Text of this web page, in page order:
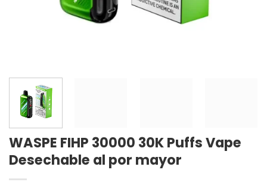
WASPE FIHP 30000 30K Puffs Vape
Desechable al por mayor